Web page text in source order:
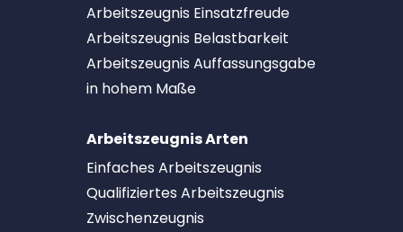
Arbeitszeugnis Einsatzfreude
Arbeitszeugnis Belastbarkeit
Arbeitszeugnis Auffassungsgabe
in hohem Maße
Arbeitszeugnis Arten
Einfaches Arbeitszeugnis
Qualifiziertes Arbeitszeugnis
Zwischenzeugnis